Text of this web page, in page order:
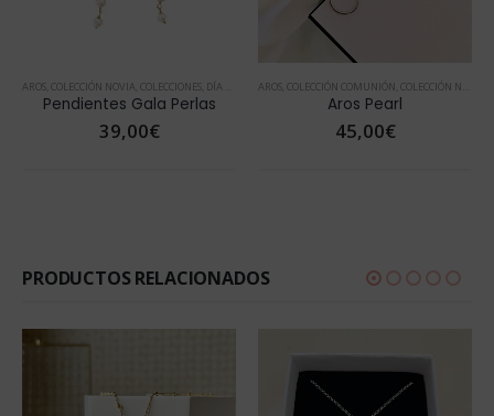
AROS COLECCIÓN NOVIA COLECCIONES DÍA DE LA MADRE ,JOYAS CON PERLAS,PENDIENTES,
Pendientes Gala Perlas
39,00€
AROS COLECCIÓN COMUNIÓN COLECCIÓN NOVIA
Aros Pearl
45,00€
PRODUCTOS RELACIONADOS